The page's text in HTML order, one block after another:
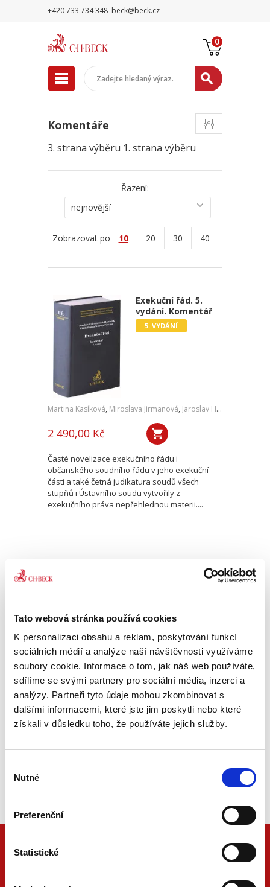
Tato webová stránka používá cookies
K personalizaci obsahu a reklam, poskytování funkcí
sociálních médií a analýze naší návštěvnosti využíváme
soubory cookie. Informace o tom, jak náš web používáte,
sdílíme se svými partnery pro sociální média, inzerci a
analýzy. Partneři tyto údaje mohou zkombinovat s
dalšími informacemi, které jste jim poskytli nebo které
získali v důsledku toho, že používáte jejich služby.
souhlasu
Nutné
Preferenční
Statistické
+420 733 734 348 beck@beck.cz
0
Komentáře
3. strana výběru 1. strana výběru
Řazení:
nejnovější
Zobrazovat po 10 20 30 40
Exekuční řád. 5.
vydání. Komentář
5. VYDÁNÍ
Martina Kasíková, Miroslava Jirmanová, Jaroslav Hubáček
2 490,00 Kč
Časté novelizace exekučního řádu i
občanského soudního řádu v jeho exekuční
části a také četná judikatura soudů všech
stupňů i Ústavního soudu vytvořily z
exekučního práva nepřehlednou materii....
Získejte dopravu zdarma
Tradiční nakladatelství
Působíme na trhu přes 30 let.
Semináře a Konference
Vzdělávejte se kvalitně.
Vzdělávejte se s Akademií C. H. Beck.